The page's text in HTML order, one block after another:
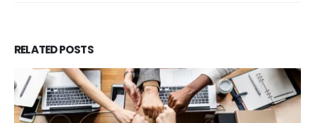
RELATEDPOSTS